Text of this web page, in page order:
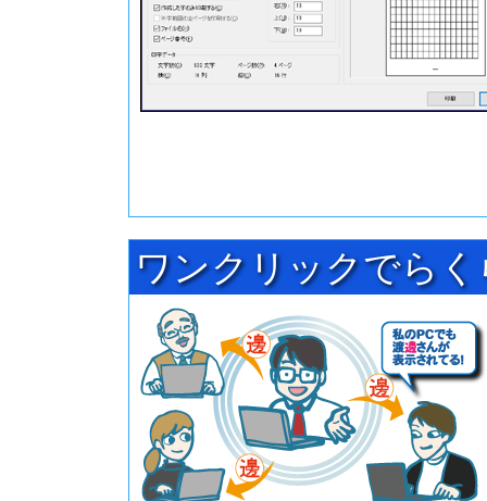
ワンクリックでら